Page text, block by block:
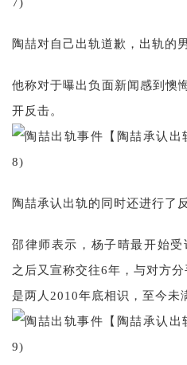
陶喆对自己出轨道歉，出轨的
他称对于曝出负面新闻感到懊
开反击。
陶喆承认出轨的同时还进行了
邵律师表示，杨子晴最开始受
之后又宣称交往6年，与对方
是两人2010年底相识，至今未